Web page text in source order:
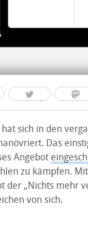
hat sich in den
Das
Angebot
zu kämpfen.
der „Nichts mehr
von sich.